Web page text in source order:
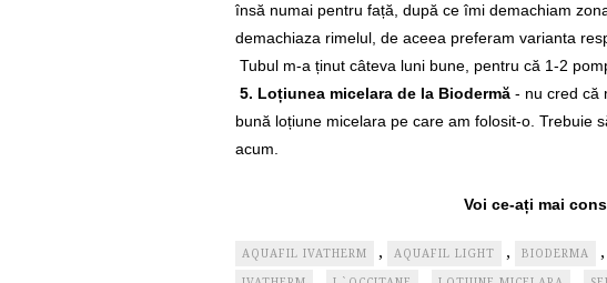
însă numai pentru față, după ce îmi demachiam
demachiaza rimelul, de aceea preferam varianta
Tubul m-a ținut câteva luni bune, pentru că 1-2
5. Loțiunea micelara de la Biodermă - nu cred că
bună loțiune micelara pe care am folosit-o. Trebuie
acum.
Voi ce-ați mai
AQUAFIL IVATHERM , AQUAFIL LIGHT , BIODERMA ,